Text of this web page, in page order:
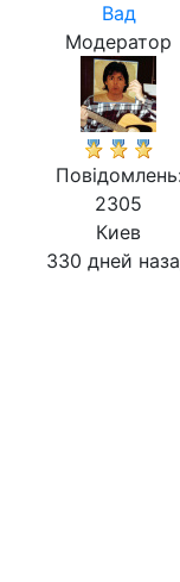
Вад
Модератор
2305
Киев
330 дней